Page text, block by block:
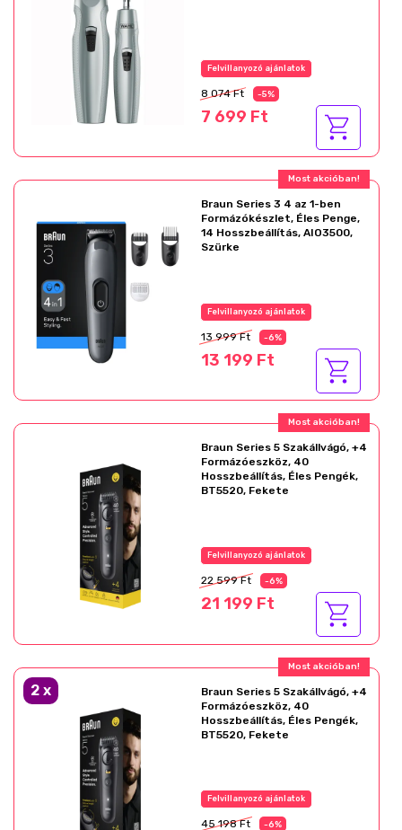
Felvillanyozó ajánlatok
8 074 Ft -5%
7 699 Ft
Most akcióban!
Braun Series 3 4 az 1-ben
Formázókészlet, Éles Penge,
14 Hosszbeállítás, AIO3500,
Szürke
Felvillanyozó ajánlatok
13 999 Ft -6%
13 199 Ft
Most akcióban!
Braun Series 5 Szakállvágó, +4
Formázóeszköz, 40
Hosszbeállítás, Éles Pengék,
BT5520, Fekete
Felvillanyozó ajánlatok
22 599 Ft -6%
21 199 Ft
Most akcióban!
2 x
Braun Series 5 Szakállvágó, +4
Formázóeszköz, 40
Hosszbeállítás, Éles Pengék,
BT5520, Fekete
Felvillanyozó ajánlatok
45 198 Ft -6%